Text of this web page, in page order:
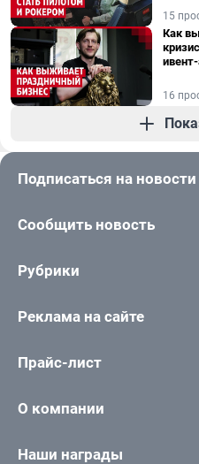
15
Как
16
Подписаться на новости
Сообщить новость
Рубрики
Реклама на сайте
Прайс-лист
О компании
Наши награды